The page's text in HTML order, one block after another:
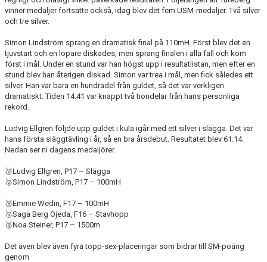
vinner medaljer fortsatte också, idag blev det fem USM-medaljer. Två silver
och tre silver.
Simon Lindström sprang en dramatisk final på 110mH. Först blev det en
tjuvstart och en löpare diskades, men sprang finalen i alla fall och kom
först i mål. Under en stund var han högst upp i resultatlistan, men efter en
stund blev han återigen diskad. Simon var trea i mål, men fick således ett
silver. Han var bara en hundradel från guldet, så det var verkligen
dramatiskt. Tiden 14.41 var knappt två tiondelar från hans personliga
rekord.
Ludvig Ellgren följde upp guldet i kula igår med ett silver i slägga. Det var
hans första släggtävling i år, så en bra årsdebut. Resultatet blev 61.14.
Nedan ser ni dagens medaljörer.
🥈Ludvig Ellgren, P17 – Slägga
🥈Simon Lindström, P17 – 100mH
🥉Emmie Wedin, F17 – 100mH
🥉Saga Berg Ojeda, F16 – Stavhopp
🥉Noa Steiner, P17 – 1500m
Det även blev även fyra topp-sex-placeringar som bidrar till SM-poäng
genom